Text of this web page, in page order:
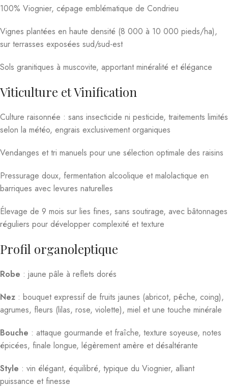
100% Viognier, cépage emblématique de Condrieu
Vignes plantées en haute densité (8 000 à 10 000 pieds/ha),
sur terrasses exposées sud/sud-est
Sols granitiques à muscovite, apportant minéralité et élégance
Viticulture et Vinification
Culture raisonnée : sans insecticide ni pesticide, traitements limités
selon la météo, engrais exclusivement organiques
Vendanges et tri manuels pour une sélection optimale des raisins
Pressurage doux, fermentation alcoolique et malolactique en
barriques avec levures naturelles
Élevage de 9 mois sur lies fines, sans soutirage, avec bâtonnages
réguliers pour développer complexité et texture
Profil organoleptique
Robe : jaune pâle à reflets dorés
Nez : bouquet expressif de fruits jaunes (abricot, pêche, coing),
agrumes, fleurs (lilas, rose, violette), miel et une touche minérale
Bouche : attaque gourmande et fraîche, texture soyeuse, notes
épicées, finale longue, légèrement amère et désaltérante
Style : vin élégant, équilibré, typique du Viognier, alliant
puissance et finesse